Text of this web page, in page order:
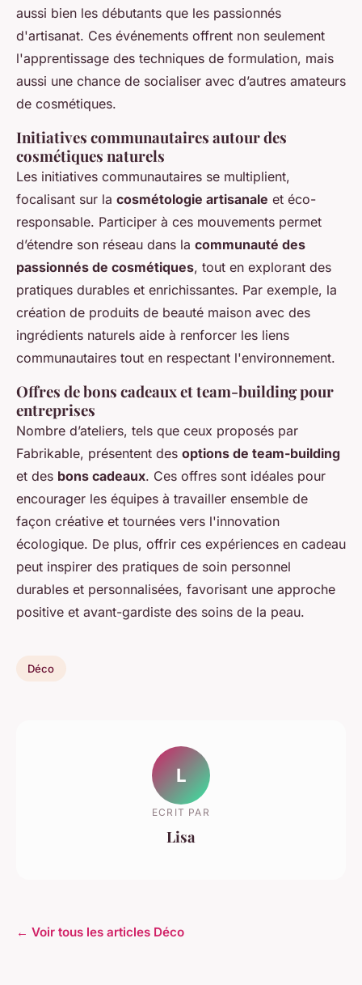
aussi bien les débutants que les passionnés
d'artisanat. Ces événements offrent non seulement
l'apprentissage des techniques de formulation, mais
aussi une chance de socialiser avec d’autres amateurs
de cosmétiques.
Initiatives communautaires autour des
cosmétiques naturels
Les initiatives communautaires se multiplient,
focalisant sur la cosmétologie artisanale et éco-
responsable. Participer à ces mouvements permet
d’étendre son réseau dans la communauté des
passionnés de cosmétiques, tout en explorant des
pratiques durables et enrichissantes. Par exemple, la
création de produits de beauté maison avec des
ingrédients naturels aide à renforcer les liens
communautaires tout en respectant l'environnement.
Offres de bons cadeaux et team-building pour
entreprises
Nombre d’ateliers, tels que ceux proposés par
Fabrikable, présentent des options de team-building
et des bons cadeaux. Ces offres sont idéales pour
encourager les équipes à travailler ensemble de
façon créative et tournées vers l'innovation
écologique. De plus, offrir ces expériences en cadeau
peut inspirer des pratiques de soin personnel
durables et personnalisées, favorisant une approche
positive et avant-gardiste des soins de la peau.
Déco
L
ECRIT PAR
Lisa
← Voir tous les articles Déco